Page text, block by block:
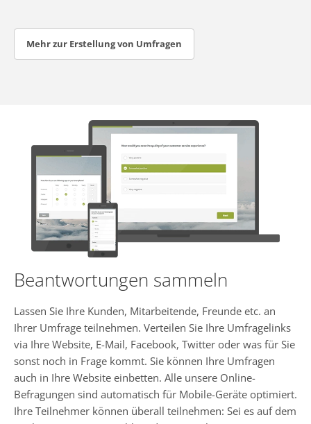
Mehr zur Erstellung von Umfragen
Beantwortungen sammeln
Lassen Sie Ihre Kunden, Mitarbeitende, Freunde etc. an
Ihrer Umfrage teilnehmen. Verteilen Sie Ihre Umfragelinks
via Ihre Website, E-Mail, Facebook, Twitter oder was für Sie
sonst noch in Frage kommt. Sie können Ihre Umfragen
auch in Ihre Website einbetten. Alle unsere Online-
Befragungen sind automatisch für Mobile-Geräte optimiert.
Ihre Teilnehmer können überall teilnehmen: Sei es auf dem